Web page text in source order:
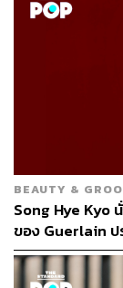
BEAUTY &
Song Hye Kyo
ของ Guerlain ป